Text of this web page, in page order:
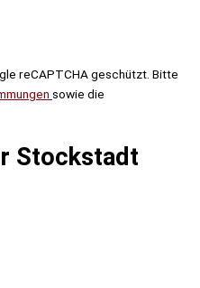
reCAPTCHA geschützt. Bitte
sowie die
Stockstadt